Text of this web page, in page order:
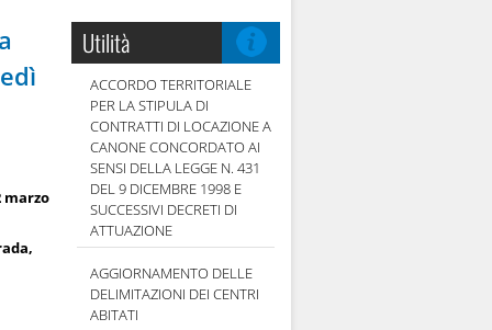
Utilità
ACCORDO TERRITORIALE
PER LA STIPULA DI
CONTRATTI DI LOCAZIONE A
CANONE CONCORDATO AI
SENSI DELLA LEGGE N. 431
DEL 9 DICEMBRE 1998 E
SUCCESSIVI DECRETI DI
ATTUAZIONE
AGGIORNAMENTO DELLE
DELIMITAZIONI DEI CENTRI
ABITATI
marzo